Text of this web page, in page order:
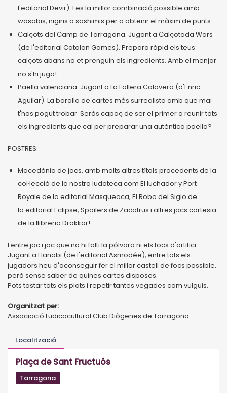
l'editorial Devir). Fes la millor combinació possible amb
wasabis, nigiris o sashimis per a obtenir el màxim de punts.
Calçots del Camp de Tarragona. Jugant a Calçotada Wars
(de l'editorial Catalan Games). Prepara ràpid els teus
calçots abans no et prenguin els ingredients. Amb el menjar
no s'hi juga!
Paella valenciana. Jugant a La Fallera Calavera (d'Enric
Aguilar). La baralla de cartes més surrealista amb que mai
t'has pogut trobar. Seràs capaç de ser el primer a reunir tots
els ingredients que cal per preparar una autèntica paella?
POSTRES:
Macedònia de jocs, amb molts altres títols procedents de la
col·lecció de la nostra ludoteca com El luchador y Port
Royale de la editorial Masqueoca, El Robo del Siglo de
la editorial Eclipse, Spoilers de Zacatrus i altres jocs cortesia
de la llibreria Drakkar!
I entre joc i joc que no hi falti la pólvora ni els focs d'artifici.
Jugant a Hanabi (de l'editorial Asmodée), entre tots els
jugadors heu d'aconseguir fer el millor castell de focs possible,
però sense saber de quines cartes disposes.
Pots tastar tots els plats i repetir tantes vegades com vulguis.
Organitzat per:
Associació Ludicocultural Club Diògenes de Tarragona
Localització
Plaça de Sant Fructuós
Tarragona